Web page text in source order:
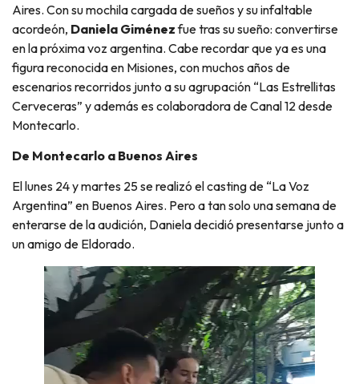
Aires. Con su mochila cargada de sueños y su infaltable
acordeón, Daniela Giménezfue tras su sueño: convertirse
en la próxima voz argentina. Cabe recordar que ya es una
figura reconocida en Misiones, con muchos años de
escenarios recorridos junto a su agrupación “Las Estrellitas
Cerveceras” y además es colaboradora de Canal 12 desde
Montecarlo.
De Montecarlo a Buenos Aires
El lunes 24 y martes 25 se realizó el casting de “La Voz
Argentina” en Buenos Aires. Pero a tan solo una semana de
enterarse de la audición, Daniela decidió presentarse junto a
un amigo de Eldorado.